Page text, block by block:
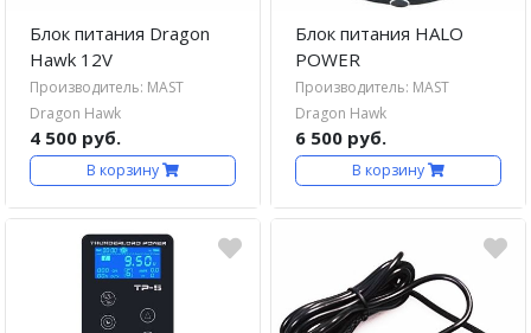
Блок питания Dragon
Hawk 12V
Производитель: MAST
Dragon Hawk
4 500 руб.
В корзину
Блок питания HALO
POWER
Производитель: MAST
Dragon Hawk
6 500 руб.
В корзину